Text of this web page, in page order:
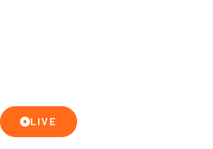
LIVE